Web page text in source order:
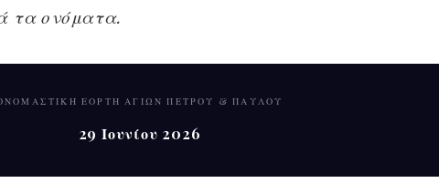
τα ονόματα.
ΕΟΡΤΉ ΑΓΊΩΝ ΠΈΤΡΟΥ & ΠΑΎΛΟΥ
29 Ιουνίου 2026